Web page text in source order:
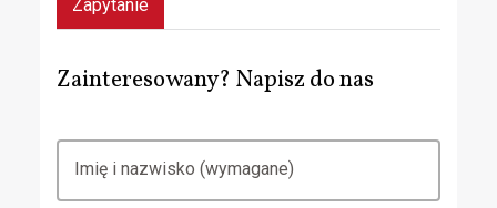
Zapytanie
Zainteresowany? Napisz do nas
Imię i nazwisko (wymagane)